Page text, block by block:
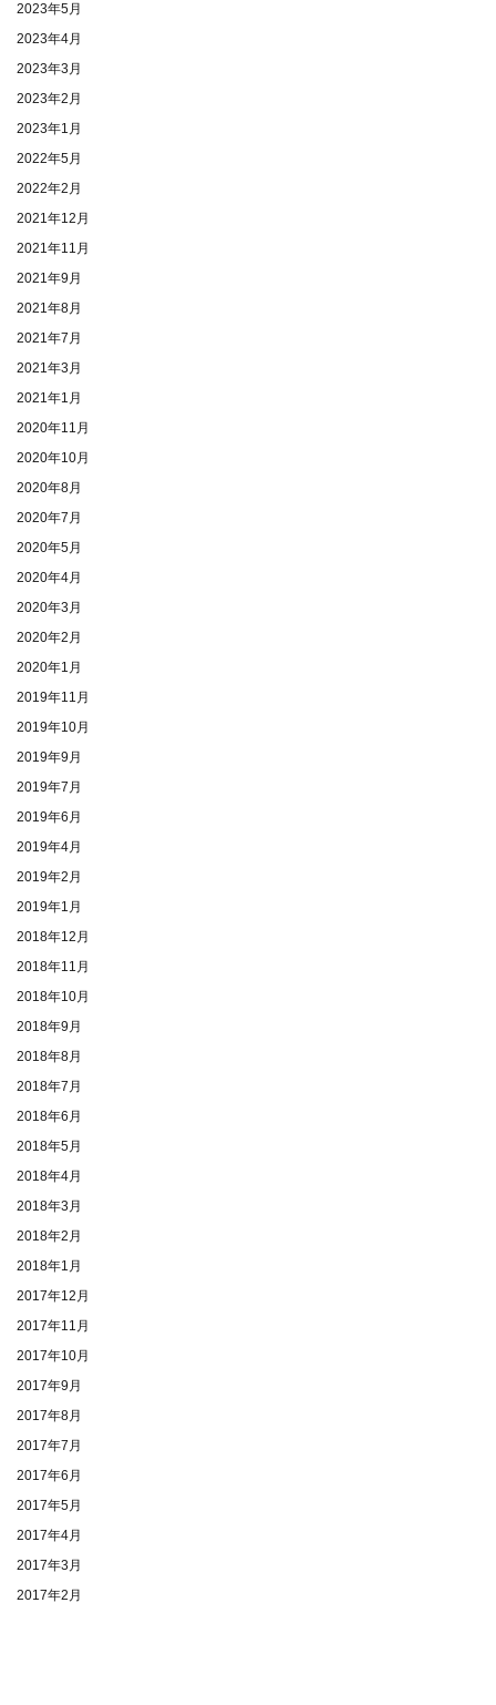
2023年5月
2023年4月
2023年3月
2023年2月
2023年1月
2022年5月
2022年2月
2021年12月
2021年11月
2021年9月
2021年8月
2021年7月
2021年3月
2021年1月
2020年11月
2020年10月
2020年8月
2020年7月
2020年5月
2020年4月
2020年3月
2020年2月
2020年1月
2019年11月
2019年10月
2019年9月
2019年7月
2019年6月
2019年4月
2019年2月
2019年1月
2018年12月
2018年11月
2018年10月
2018年9月
2018年8月
2018年7月
2018年6月
2018年5月
2018年4月
2018年3月
2018年2月
2018年1月
2017年12月
2017年11月
2017年10月
2017年9月
2017年8月
2017年7月
2017年6月
2017年5月
2017年4月
2017年3月
2017年2月